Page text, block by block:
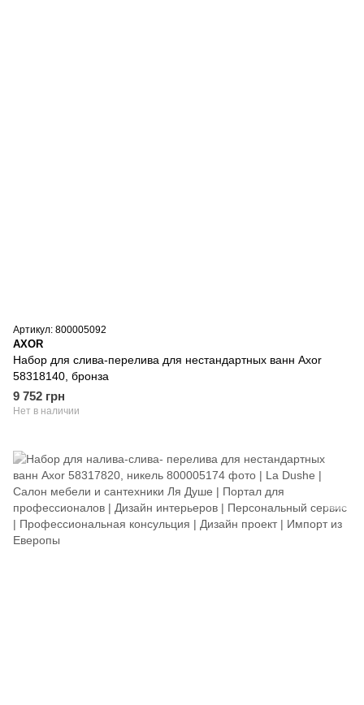
Артикул: 800005092
AXOR
Набор для слива-перелива для нестандартных ванн Axor
58318140, бронза
9 752 грн
Нет в наличии